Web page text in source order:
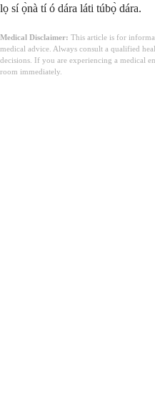
lọ sí ọ̀nà tí ó dára láti túbọ̀ dára.
Medical Disclaimer: This article is for
medical advice. Always consult a qualified
decisions. If you are experiencing a medical
room immediately.